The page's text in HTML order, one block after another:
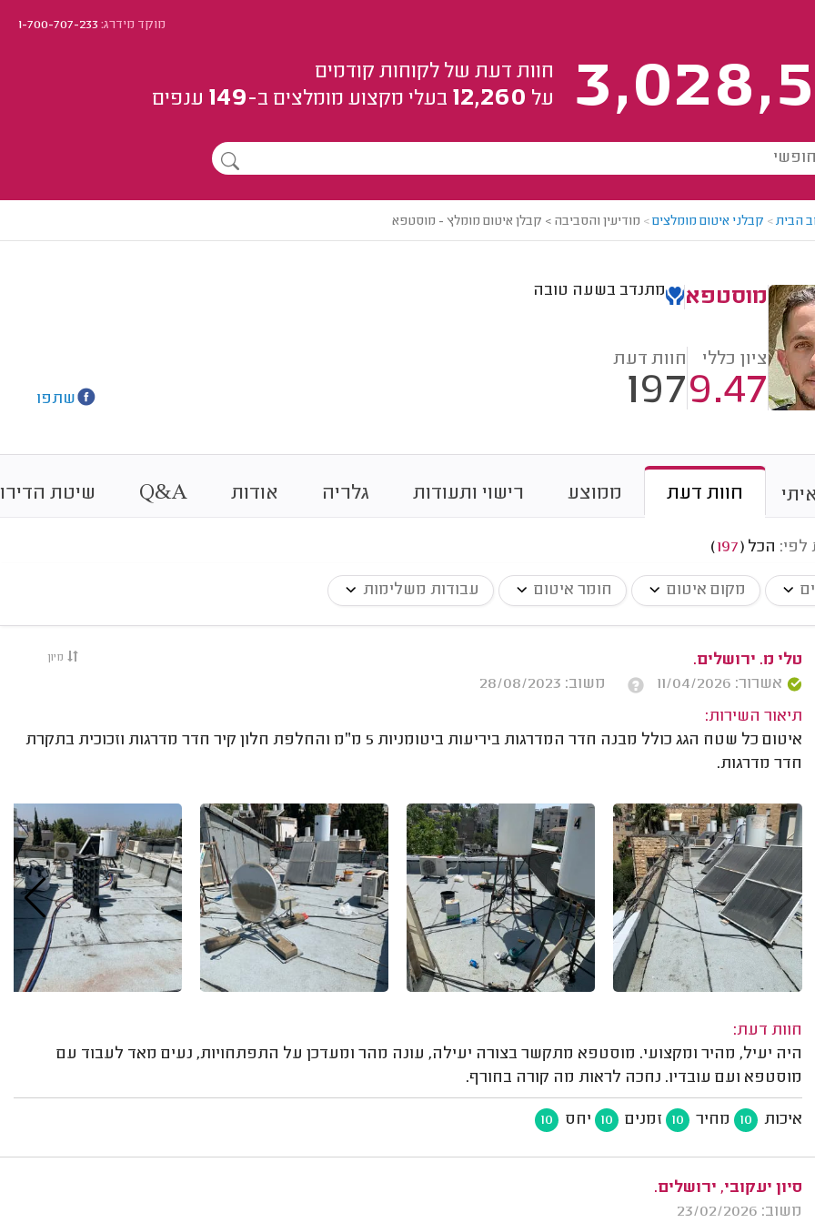
מוקד מידרג:1-700-707-233
חוות דעת של לקוחות קודמים
על 12,260 בעלי מקצוע מומלצים ב-149 ענפים
הבית> קבלני איטום מומלצים> מודיעין והסביבה > קבלן איטום מומלץ - מוסטפא
מוסטפא מתנדב בשעה טובה
ציון כללי
9.47
חוות דעת
197 שתפו
חוות דעת ממוצע רישוי ותעודות גלריה אודות Q&A שיטת
לפי: הכל (
197
)
מקום איטום חומר איטום עבודות משלימות
מיון
טלי מ. ירושלים.
אשרור: 11/04/2026
משוב: 28/08/2023
תיאור השירות:
איטום כל שטח הגג כולל מבנה חדר המדרגות ביריעות ביטומניות 5 מ״מ והחלפת חלון קיר חדר מדרגות וזכוכית בתקרת
חדר מדרגות.
חוות דעת:
היה יעיל, מהיר ומקצועי. מוסטפא מתקשר בצורה יעילה, עונה מהר ומעדכן על התפתחויות, נעים מאד לעבוד עם
מוסטפא ועם עובדיו. נחכה לראות מה קורה בחורף.
איכות 10 מחיר 10 זמנים 10 יחס 10
סיון יעקובי, ירושלים.
משוב: 23/02/2026